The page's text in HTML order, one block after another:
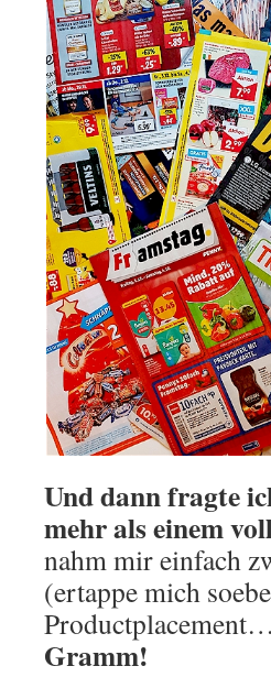
Und dann fragte
mehr als einem
nahm mir einfach
(ertappe mich
Gramm!